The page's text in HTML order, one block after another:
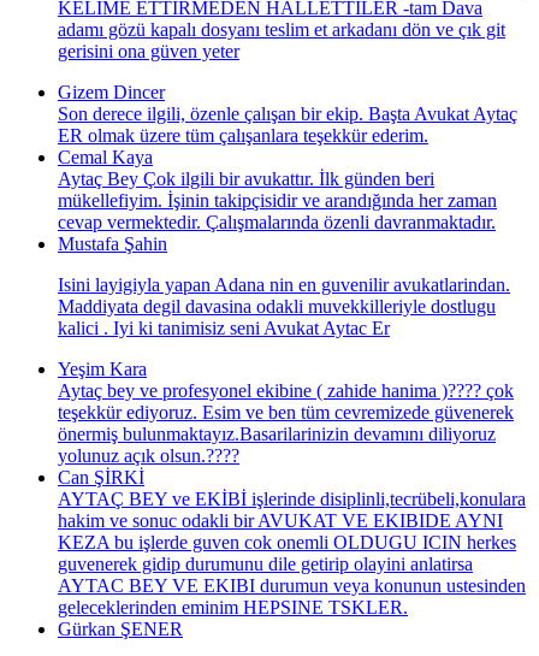
KELİME ETTİRMEDEN HALLETTİLER -tam Dava
adamı gözü kapalı dosyanı teslim et arkadanı dön ve çık git
gerisini ona güven yeter
Gizem Dincer
Son derece ilgili, özenle çalışan bir ekip. Başta Avukat Aytaç
ER olmak üzere tüm çalışanlara teşekkür ederim.
Cemal Kaya
Aytaç Bey Çok ilgili bir avukattır. İlk günden beri
mükellefiyim. İşinin takipçisidir ve arandığında her zaman
cevap vermektedir. Çalışmalarında özenli davranmaktadır.
Mustafa Şahin
Isini layigiyla yapan Adana nin en guvenilir avukatlarindan.
Maddiyata degil davasina odakli muvekkilleriyle dostlugu
kalici . Iyi ki tanimisiz seni Avukat Aytac Er
Yeşim Kara
Aytaç bey ve profesyonel ekibine ( zahide hanima )???? çok
teşekkür ediyoruz. Esim ve ben tüm cevremizede güvenerek
önermiş bulunmaktayız.Basarilarinizin devamını diliyoruz
yolunuz açık olsun.????
Can ŞİRKİ
AYTAÇ BEY ve EKİBİ işlerinde disiplinli,tecrübeli,konulara
hakim ve sonuc odakli bir AVUKAT VE EKIBIDE AYNI
KEZA bu işlerde guven cok onemli OLDUGU ICIN herkes
guvenerek gidip durumunu dile getirip olayini anlatirsa
AYTAC BEY VE EKIBI durumun veya konunun ustesinden
geleceklerinden eminim HEPSINE TSKLER.
Gürkan ŞENER